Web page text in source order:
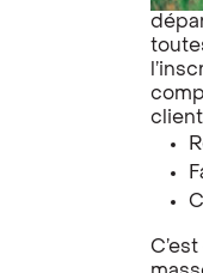
client